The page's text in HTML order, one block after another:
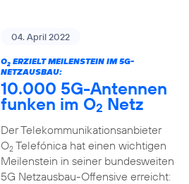
04. April 2022
O2ERZIELT MEILENSTEIN IM 5G-
NETZAUSBAU:
10.000 5G-Antennen
funken im O2 Netz
Der Telekommunikationsanbieter
O2Telefónica hat einen wichtigen
Meilenstein in seiner bundesweiten
5G Netzausbau-Offensive erreicht: